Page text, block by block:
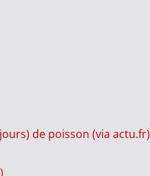
de poisson (via actu.fr)